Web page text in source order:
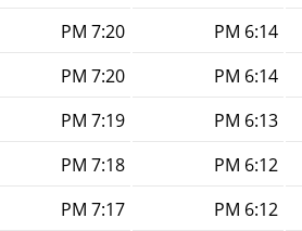
6:14 PM
7:20 PM
6:14 PM
7:20 PM
6:13 PM
7:19 PM
6:12 PM
7:18 PM
6:12 PM
7:17 PM